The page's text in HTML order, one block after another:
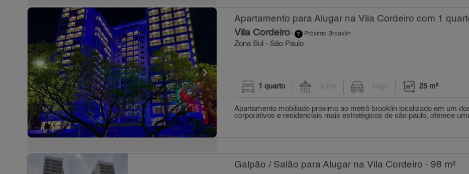
Apartamento para Alugar na Vila Cordeiro com 1
Vila Cordeiro- Próximo Brooklin
Zona Sul - São Paulo
1 quarto - suíte - vaga 25 m²
Apartamento mobiliado próximo ao metrô brooklin localizado em um
corporativos e residenciais mais estratégicos de são paulo, oferece
Galpão / Salão para Alugar na Vila Cordeiro - 98 m²